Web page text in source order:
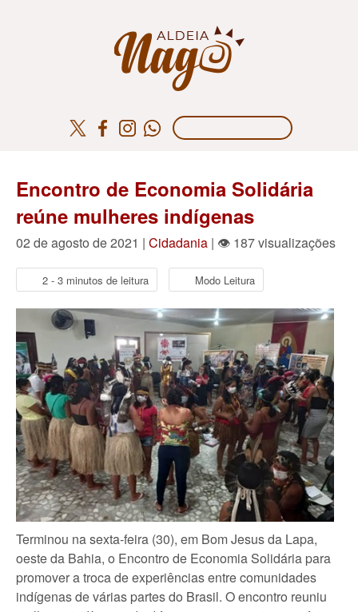
Encontro de Economia Solidária
reúne mulheres indígenas
02 de agosto de 2021 | Cidadania | 👁 187 visualizações
2 - 3 minutos de leitura Modo Leitura
Terminou na sexta-feira (30), em Bom Jesus da Lapa,
oeste da Bahia, o Encontro de Economia Solidária para
promover a troca de experiências entre comunidades
indígenas de várias partes do Brasil. O encontro reuniu